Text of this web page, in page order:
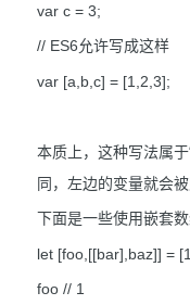
var c = 3;
// ES6允许写成这样
var [a,b,c] = [1,2,3];
本质上，这种写法属
同，左边的变量就会被
下面是一些使用嵌套
let [foo,[[bar],baz]] =
foo // 1